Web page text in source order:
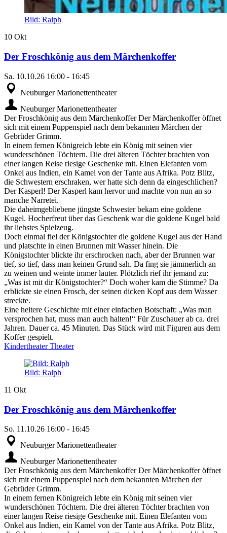
Bild: Ralph
10 Okt
Der Froschkönig aus dem Märchenkoffer
Sa. 10.10.26 16:00 - 16:45
Neuburger Marionettentheater
Neuburger Marionettentheater
Der Froschkönig aus dem Märchenkoffer Der Märchenkoffer öffnet
sich mit einem Puppenspiel nach dem bekannten Märchen der
Gebrüder Grimm.
In einem fernen Königreich lebte ein König mit seinen vier
wunderschönen Töchtern. Die drei älteren Töchter brachten von
einer langen Reise riesige Geschenke mit. Einen Elefanten vom
Onkel aus Indien, ein Kamel von der Tante aus Afrika. Potz Blitz,
die Schwestern erschraken, wer hatte sich denn da eingeschlichen?
Der Kasperl! Der Kasperl kam hervor und machte von nun an so
manche Narretei.
Die daheimgebliebene jüngste Schwester bekam eine goldene
Kugel. Hocherfreut über das Geschenk war die goldene Kugel bald
ihr liebstes Spielzeug.
Doch einmal fiel der Königstochter die goldene Kugel aus der Hand
und platschte in einen Brunnen mit Wasser hinein. Die
Königstochter blickte ihr erschrocken nach, aber der Brunnen war
tief, so tief, dass man keinen Grund sah. Da fing sie jämmerlich an
zu weinen und weinte immer lauter. Plötzlich rief ihr jemand zu:
„Was ist mit dir Königstochter?“ Doch woher kam die Stimme? Da
erblickte sie einen Frosch, der seinen dicken Kopf aus dem Wasser
streckte.
Eine heitere Geschichte mit einer einfachen Botschaft: „Was man
versprochen hat, muss man auch halten!“ Für Zuschauer ab ca. drei
Jahren. Dauer ca. 45 Minuten. Das Stück wird mit Figuren aus dem
Koffer gespielt.
KindertheaterTheater
Bild: Ralph
11 Okt
Der Froschkönig aus dem Märchenkoffer
So. 11.10.26 16:00 - 16:45
Neuburger Marionettentheater
Neuburger Marionettentheater
Der Froschkönig aus dem Märchenkoffer Der Märchenkoffer öffnet
sich mit einem Puppenspiel nach dem bekannten Märchen der
Gebrüder Grimm.
In einem fernen Königreich lebte ein König mit seinen vier
wunderschönen Töchtern. Die drei älteren Töchter brachten von
einer langen Reise riesige Geschenke mit. Einen Elefanten vom
Onkel aus Indien, ein Kamel von der Tante aus Afrika. Potz Blitz,